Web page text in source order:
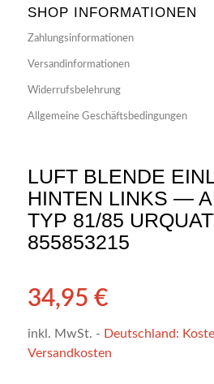
SHOP INFORMATIONEN
Zahlungsinformationen
Versandinformationen
Widerrufsbelehrung
Allgemeine Geschäftsbedingungen
LUFT BLENDE
HINTEN LINKS —
TYP 81/85
855853215
34,95 €
inkl. MwSt. - Deutschland:
Versandkosten